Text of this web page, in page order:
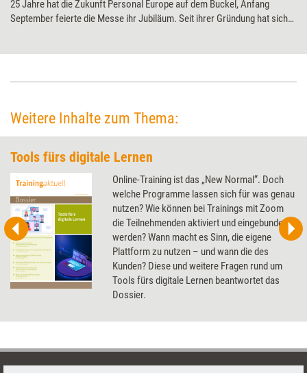
25 Jahre hat die Zukunft Personal Europe auf dem Buckel, Anfang
September feierte die Messe ihr Jubiläum. Seit ihrer Gründung hat sich
hat zentrale Impulse für Weiterbildungsprofis eingefangen.
Weitere Inhalte zum Thema:
Tools fürs digitale Lernen
Online-Training ist das „New Normal“. Doch
welche Programme lassen sich für was genau
nutzen? Wie können bei Trainings mit Zoom
die Teilnehmenden aktiviert und eingebunden
werden? Wann macht es Sinn, die eigene
Plattform zu nutzen – und wann die des
Kunden? Diese und weitere Fragen rund um
Tools fürs digitale Lernen beantwortet das
Dossier.